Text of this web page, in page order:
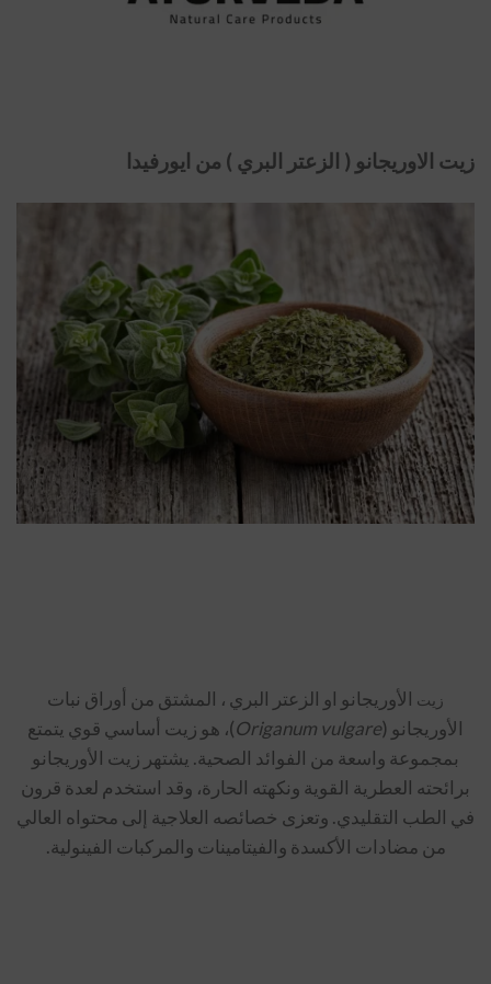
زيت الاوريجانو ( الزعتر البري ) من ايورفيدا
زيت الأوريجانو او الزعتر البري ، المشتق من أوراق نبات
الأوريجانو (Origanum vulgare)، هو زيت أساسي قوي يتمتع
بمجموعة واسعة من الفوائد الصحية. يشتهر زيت الأوريجانو
برائحته العطرية القوية ونكهته الحارة، وقد استخدم لعدة قرون
في الطب التقليدي. وتعزى خصائصه العلاجية إلى محتواه العالي
من مضادات الأكسدة والفيتامينات والمركبات الفينولية.